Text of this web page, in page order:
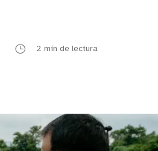
2 min de lectura